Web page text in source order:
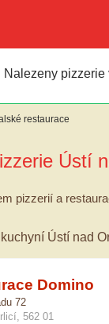
Nalezeny pizzerie
restaurace
Ústí
pizzerií a
Ústí nad
Domino
72
562 01